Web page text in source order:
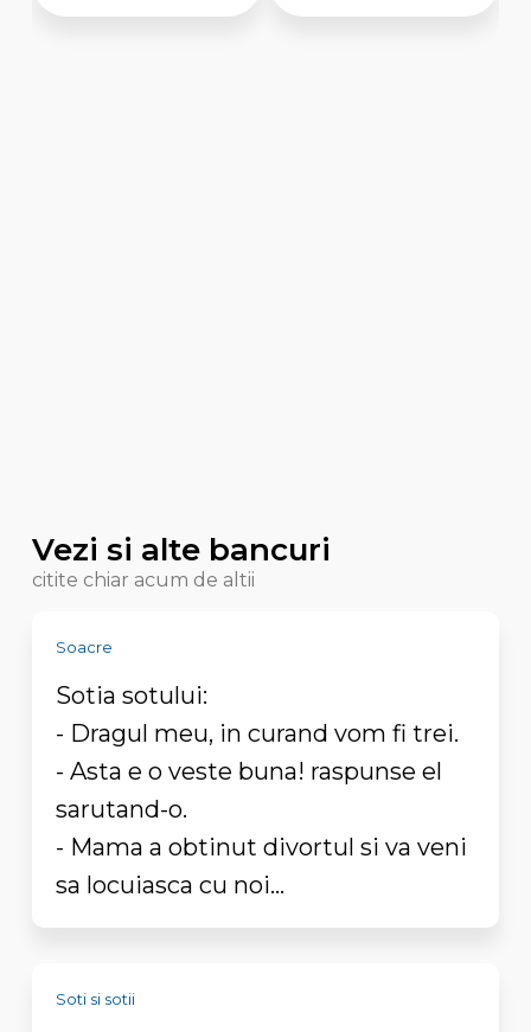
Vezi si alte bancuri
citite chiar acum de altii
Soacre
Sotia sotului:
- Dragul meu, in curand vom fi trei.
- Asta e o veste buna! raspunse el
sarutand-o.
- Mama a obtinut divortul si va veni
sa locuiasca cu noi...
Soti si sotii